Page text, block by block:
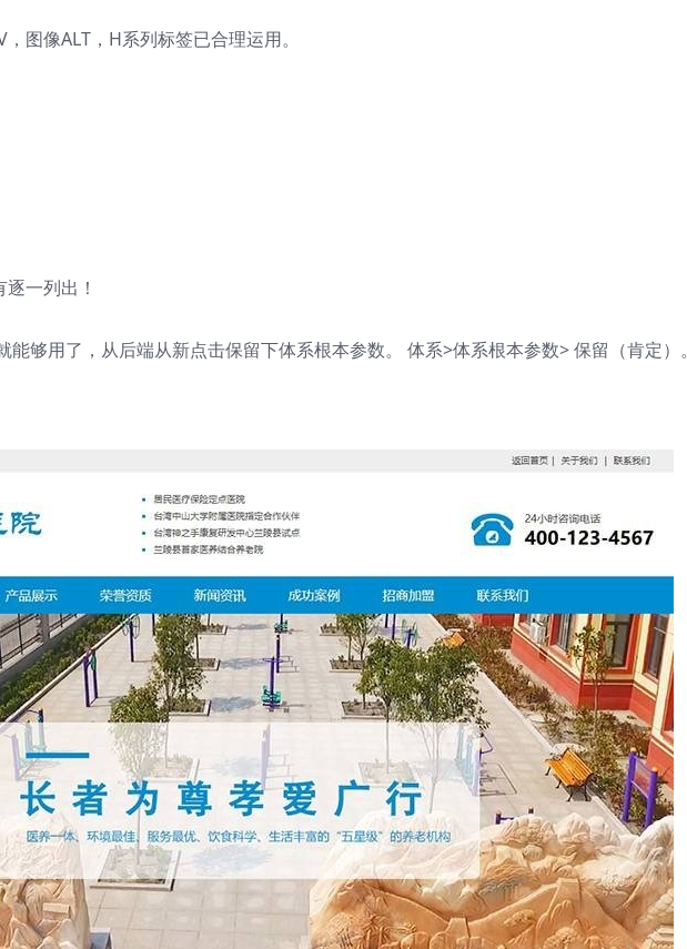
图像ALT，H系列标签已合理运用。
一列出！
够用了，从后端从新点击保留下体系根本参数。 体系>体系根本参数> 保留（肯定）。